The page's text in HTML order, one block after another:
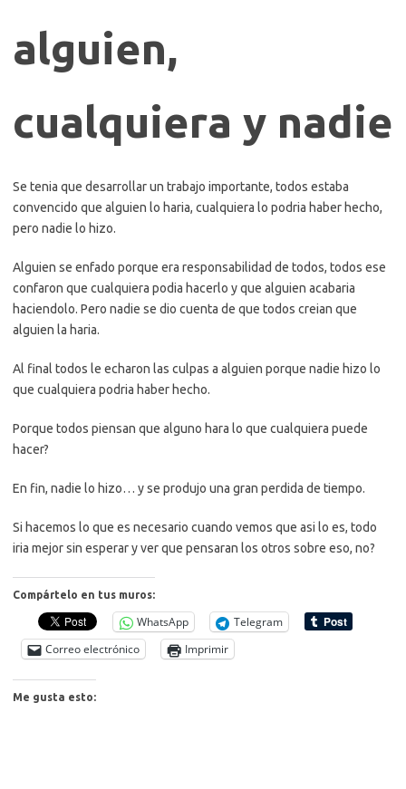
alguien,
cualquiera y nadie
Se tenia que desarrollar un trabajo importante, todos estaba
convencido que alguien lo haria, cualquiera lo podria haber hecho,
pero nadie lo hizo.
Alguien se enfado porque era responsabilidad de todos, todos ese
confaron que cualquiera podia hacerlo y que alguien acabaria
haciendolo. Pero nadie se dio cuenta de que todos creian que
alguien la haria.
Al final todos le echaron las culpas a alguien porque nadie hizo lo
que cualquiera podria haber hecho.
Porque todos piensan que alguno hara lo que cualquiera puede
hacer?
En fin, nadie lo hizo… y se produjo una gran perdida de tiempo.
Si hacemos lo que es necesario cuando vemos que asi lo es, todo
iria mejor sin esperar y ver que pensaran los otros sobre eso, no?
Compártelo en tus muros:
WhatsApp
Telegram
Correo electrónico
Imprimir
Me gusta esto: